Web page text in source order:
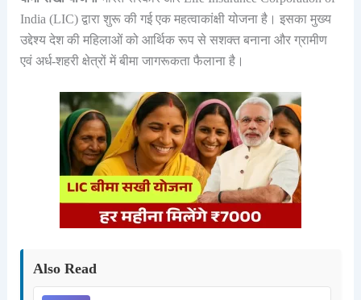
India (LIC) द्वारा शुरू की गई एक महत्वाकांक्षी योजना है। इसका मुख्य
उद्देश्य देश की महिलाओं को आर्थिक रूप से सशक्त बनाना और ग्रामीण
एवं अर्ध-शहरी क्षेत्रों में बीमा जागरूकता फैलाना है।
Also Read